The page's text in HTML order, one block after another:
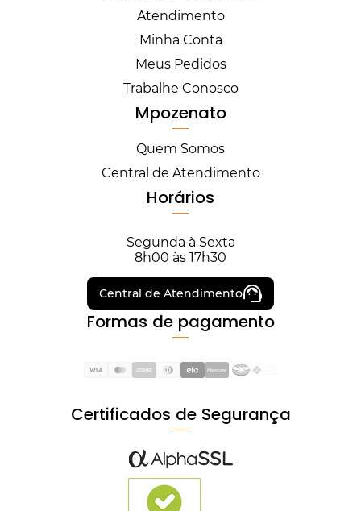
Atendimento
Minha Conta
Meus Pedidos
Trabalhe Conosco
Mpozenato
Quem Somos
Central de Atendimento
Horários
Segunda à Sexta
8h00 às 17h30
Central de Atendimento
Formas de pagamento
Certificados de Segurança